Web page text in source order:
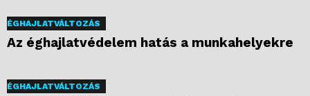
ÉGHAJLATVÁLTOZÁS
Az éghajlatvédelem hatás a munkahelyekre
ÉGHAJLATVÁLTOZÁS